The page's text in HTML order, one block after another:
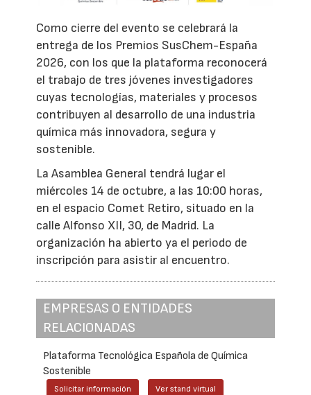
Como cierre del evento se celebrará la
entrega de los Premios SusChem-España
2026, con los que la plataforma reconocerá
el trabajo de tres jóvenes investigadores
cuyas tecnologías, materiales y procesos
contribuyen al desarrollo de una industria
química más innovadora, segura y
sostenible.
La Asamblea General tendrá lugar el
miércoles 14 de octubre, a las 10:00 horas,
en el espacio Comet Retiro, situado en la
calle Alfonso XII, 30, de Madrid. La
organización ha abierto ya el periodo de
inscripción para asistir al encuentro.
EMPRESAS O ENTIDADES
RELACIONADAS
Plataforma Tecnológica Española de Química
Sostenible
Solicitar información Ver stand virtual